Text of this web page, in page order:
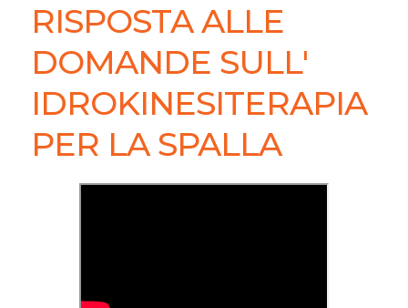
RISPOSTA ALLE
DOMANDE SULL'
IDROKINESITERAPIA
PER LA SPALLA